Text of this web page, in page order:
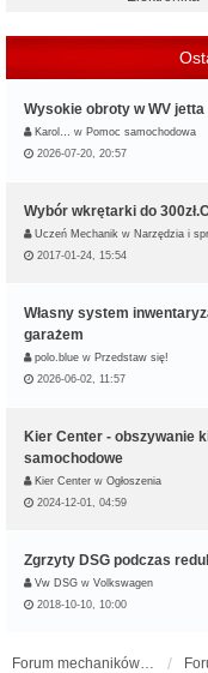
Wysokie obroty w WV jetta
Karol… w Pomoc samochodowa
2026-07-20, 20:57
Wybór wkrętarki do
Uczeń Mechanik w Narzędzia i
2017-01-24, 15:54
Własny system
garażem
polo.blue w Przedstaw się!
2026-06-02, 11:57
Kier Center - obszywanie
samochodowe
Kier Center w Ogłoszenia
2024-12-01, 04:59
Zgrzyty DSG podczas
Vw DSG w Volkswagen
2018-10-10, 10:00
Forum mechaników samochodowych - forum-mechaniczne.pl